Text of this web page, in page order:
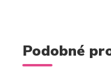
Podobné